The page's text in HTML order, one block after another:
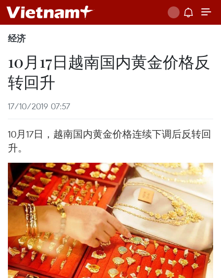
经济
10月17日越南国内黄金价格反
转回升
17/10/2019 07:57
10月17日，越南国内黄金价格连续下调后反转回
升。